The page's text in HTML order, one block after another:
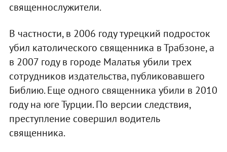
священнослужители.
В частности, в 2006 году турецкий подросток
убил католического священника в Трабзоне, а
в 2007 году в городе Малатья убили трех
сотрудников издательства, публиковавшего
Библию. Еще одного священника убили в 2010
году на юге Турции. По версии следствия,
преступление совершил водитель
священника.